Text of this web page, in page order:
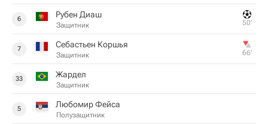
6 Рубен Диаш
Защитник 50‎’‎
7 Себастьен Коршья
Защитник 66‎’‎
33 Жардел
Защитник
5 Любомир Фейса
Полузащитник